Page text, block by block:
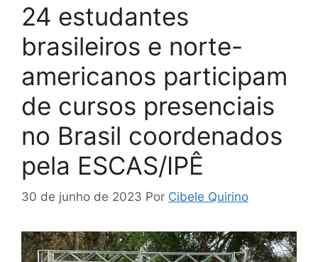
24 estudantes
brasileiros e norte-
americanos participam
de cursos presenciais
no Brasil coordenados
pela ESCAS/IPÊ
30 de junho de 2023 Por Cibele Quirino